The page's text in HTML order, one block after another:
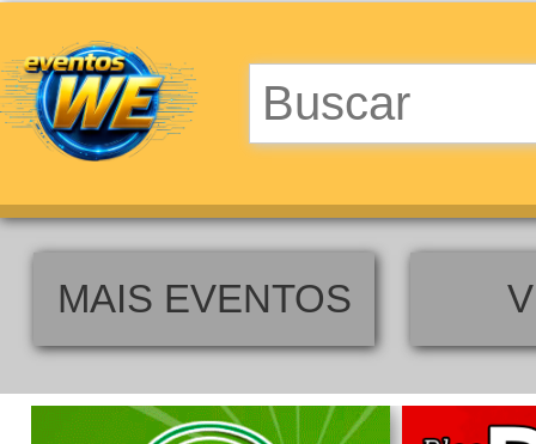
MAIS EVENTOS